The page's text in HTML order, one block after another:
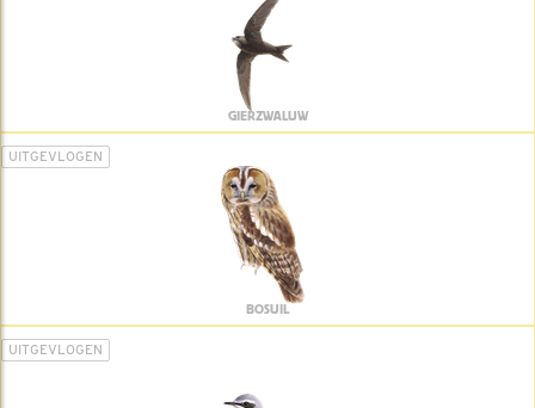
GIERZWALUW
UITGEVLOGEN
BOSUIL
UITGEVLOGEN